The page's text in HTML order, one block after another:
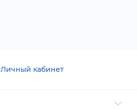
Личный кабинет